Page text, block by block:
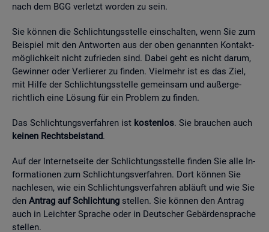
nach dem BGG ver­letzt wor­den zu sein.
Sie kön­nen die Schlich­tungs­stel­le ein­schal­ten, wenn Sie zum
Bei­spiel mit den Ant­wor­ten aus der oben ge­nann­ten Kon­takt­
mög­lich­keit nicht zu­frie­den sind. Dabei geht es nicht darum,
Ge­win­ner oder Ver­lie­rer zu fin­den. Viel­mehr ist es das Ziel,
mit Hilfe der Schlich­tungs­stel­le ge­mein­sam und au­ßer­ge­
richt­lich eine Lö­sung für ein Pro­blem zu fin­den.
Das Schlich­tungs­ver­fah­ren ist kos­ten­los. Sie brau­chen auch
kei­nen Rechts­bei­stand.
Auf der In­ter­net­sei­te der Schlich­tungs­stel­le fin­den Sie alle In­
for­ma­tio­nen zum Schlich­tungs­ver­fah­ren. Dort kön­nen Sie
nach­le­sen, wie ein Schlich­tungs­ver­fah­ren ab­läuft und wie Sie
den An­trag auf Schlich­tung stel­len. Sie kön­nen den An­trag
auch in Leich­ter Spra­che oder in Deut­scher Ge­bär­den­spra­che
stel­len.